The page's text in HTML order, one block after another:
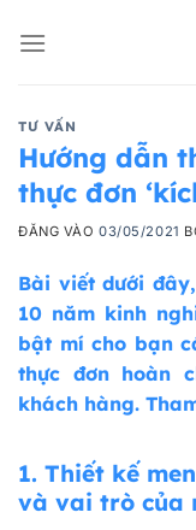
qua
TƯ VẤN
Hướng dẫn
thực đơn
ĐĂNG VÀO03/05/2021
Bài viết dưới
10 năm kinh
bật mí cho bạn
thực đơn hoàn
khách hàng.
1. Thiết kế
và vai trò của